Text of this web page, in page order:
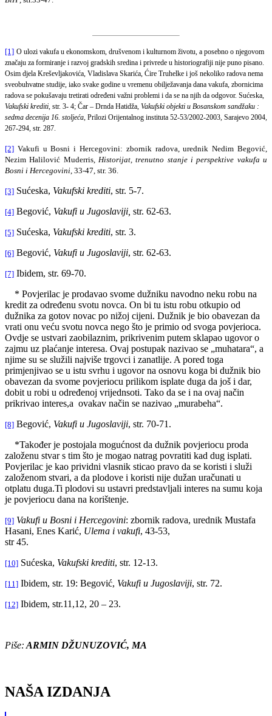
[1] O ulozi vakufa u ekonomskom, drušvenom i kulturnom životu, a posebno o njegovom
značaju za formiranje i razvoj gradskih sredina i privrede u historiografiji nije puno pisano.
Osim djela Kreševljakovića, Vladislava Skarića, Ćire Truhelke i još nekoliko radova nema
sveobuhvatne studije, iako svake godine u vremenu obilježavanja dana vakufa, zbornicima
radova se pokušavaju tretirati određeni važni problemi i da se na njih da odgovor. Sućeska,
Vakufski krediti, str. 3- 4; Čar – Drnda Hatidža, Vakufski objekti u Bosanskom sandžaku :
sedma decenija 16. stoljeća, Prilozi Orijentalnog instituta 52-53/2002-2003, Sarajevo 2004,
267-294, str. 287.
[2] Vakufi u Bosni i Hercegovini: zbornik radova, urednik Nedim Begović,
Nezim Halilović Muderris, Historijat, trenutno stanje i perspektive vakufa u
Bosni i Hercegovini , 33-47, str. 36.
[3] Sućeska, Vakufski krediti, str. 5-7.
[4] Begović, Vakufi u Jugoslaviji, str. 62-63.
[5] Sućeska, Vakufski krediti, str. 3.
[6] Begović, Vakufi u Jugoslaviji, str. 62-63.
[7] Ibidem, str. 69-70.
* Povjerilac je prodavao svome dužniku navodno neku robu na
kredit za određenu svotu novca. On bi tu istu robu otkupio od
dužnika za gotov novac po nižoj cijeni. Dužnik je bio obavezan da
vrati onu veću svotu novca nego što je primio od svoga povjerioca.
Ovdje se ustvari zaobilaznim, prikrivenim putem sklapao ugovor o
zajmu uz plaćanje interesa. Ovaj postupak nazivao se „muhatara“, a
njime su se služili najviše trgovci i zanatlije. A pored toga
primjenjivao se u istu svrhu i ugovor na osnovu koga bi dužnik bio
obavezan da svome povjeriocu prilikom isplate duga da još i dar,
dobit u robi u određenoj vrijednsoti. Tako da se i na ovaj način
prikrivao interes,a ovakav način se nazivao „murabeha“.
[8] Begović, Vakufi u Jugoslaviji, str. 70-71.
*Također je postojala mogućnost da dužnik povjeriocu proda
založenu stvar s tim što je mogao natrag povratiti kad dug isplati.
Povjerilac je kao prividni vlasnik sticao pravo da se koristi i služi
založenom stvari, a da plodove i koristi nije dužan uračunati u
otplatu duga.Ti plodovi su ustavri predstavljali interes na sumu koja
je povjeriocu dana na korištenje.
[9] Vakufi u Bosni i Hercegovini: zbornik radova, urednik Mustafa
Hasani, Enes Karić, Ulema i vakufi, 43-53,
str 45.
[10] Sućeska, Vakufski krediti, str. 12-13.
[11] Ibidem, str. 19: Begović, Vakufi u Jugoslaviji, str. 72.
[12] Ibidem, str.11,12, 20 – 23.
Piše: ARMIN DŽUNUZOVIĆ, MA
NAŠA IZDANJA